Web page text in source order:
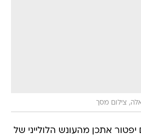
צילום מסך
אתכן מהעונש הלולייני של